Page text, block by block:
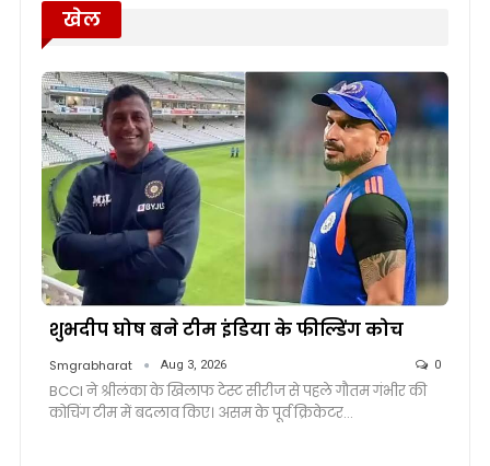
खेल
शुभदीप घोष बने टीम इंडिया के फील्डिंग कोच
Smgrabharat Aug 3, 2026 0
BCCI ने श्रीलंका के खिलाफ टेस्ट सीरीज से पहले गौतम गंभीर की
कोचिंग टीम में बदलाव किए। असम के पूर्व क्रिकेटर…